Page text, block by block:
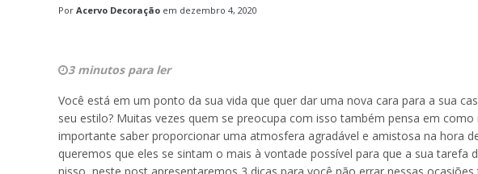
Por Acervo Decoração em dezembro 4, 2020
3 minutos para ler
Você está em um ponto da sua vida que quer dar uma nova cara para a sua
seu estilo? Muitas vezes quem se preocupa com isso também pensa em
importante saber proporcionar uma atmosfera agradável e amistosa na hora
queremos que eles se sintam o mais à vontade possível para que a sua tarefa